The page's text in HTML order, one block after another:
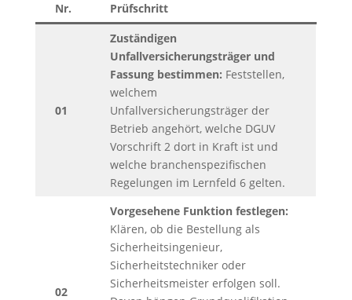
Nr. Prüfschritt
01
Zuständigen
Unfallversicherungsträger und
Fassung bestimmen: Feststellen,
welchem
Unfallversicherungsträger der
Betrieb angehört, welche DGUV
Vorschrift 2 dort in Kraft ist und
welche branchenspezifischen
Regelungen im Lernfeld 6 gelten.
02
Vorgesehene Funktion festlegen:
Klären, ob die Bestellung als
Sicherheitsingenieur,
Sicherheitstechniker oder
Sicherheitsmeister erfolgen soll.